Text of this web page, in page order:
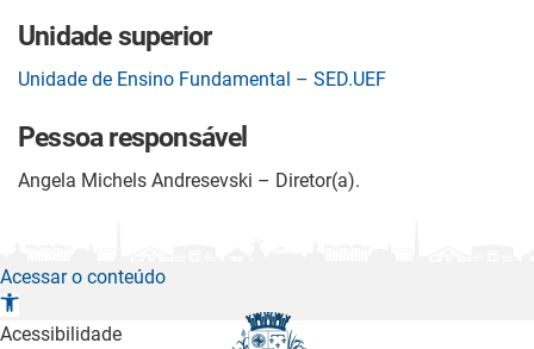
Unidade superior
Unidade de Ensino Fundamental – SED.UEF
Pessoa responsável
Angela Michels Andresevski – Diretor(a).
Acessar o conteúdo
A
b
Acessibilidade